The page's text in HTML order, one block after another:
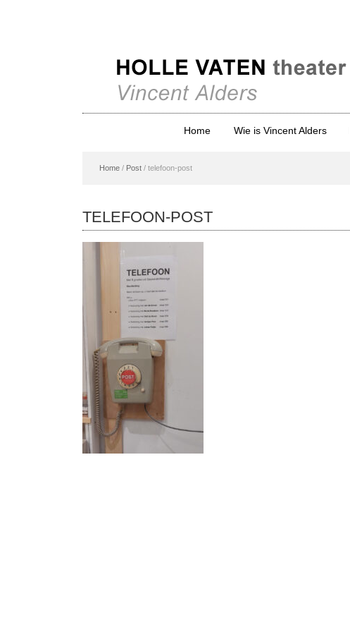
Home Wie is Vincent Alders
Home / Post / telefoon-post
TELEFOON-POST